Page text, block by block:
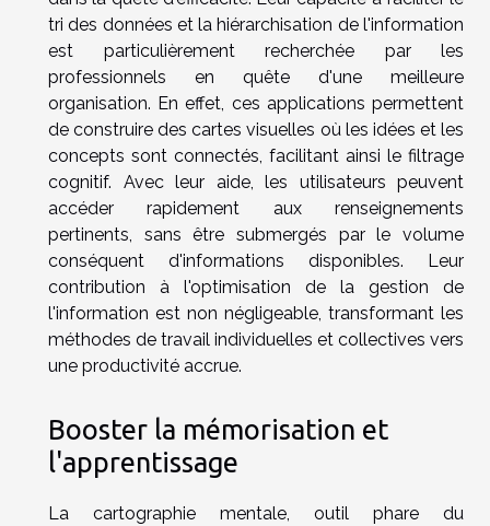
tri des données et la hiérarchisation de l'information
est particulièrement recherchée par les
professionnels en quête d'une meilleure
organisation. En effet, ces applications permettent
de construire des cartes visuelles où les idées et les
concepts sont connectés, facilitant ainsi le filtrage
cognitif. Avec leur aide, les utilisateurs peuvent
accéder rapidement aux renseignements
pertinents, sans être submergés par le volume
conséquent d'informations disponibles. Leur
contribution à l'optimisation de la gestion de
l'information est non négligeable, transformant les
méthodes de travail individuelles et collectives vers
une productivité accrue.
Booster la mémorisation et
l'apprentissage
La cartographie mentale, outil phare du